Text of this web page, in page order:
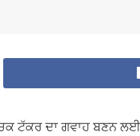
ਟੱਕਰ ਦਾ ਗਵਾਹ ਬਣਨ